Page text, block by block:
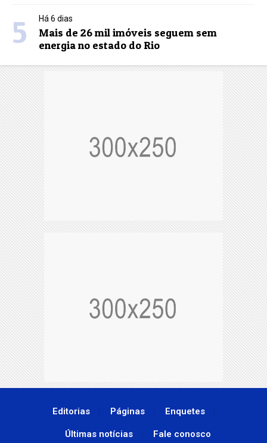
5 Há 6 dias
Mais de 26 mil imóveis seguem sem
energia no estado do Rio
Editorias Páginas Enquetes
Últimas notícias Fale conosco